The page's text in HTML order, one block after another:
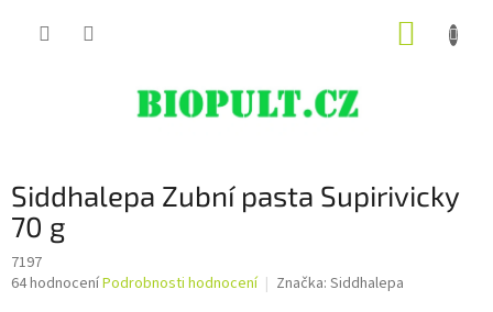
Siddhalepa Zubní pasta Supirivicky
70 g
7197
Průměrné
64 hodnoceníPodrobnosti hodnocení Značka: Siddhalepa